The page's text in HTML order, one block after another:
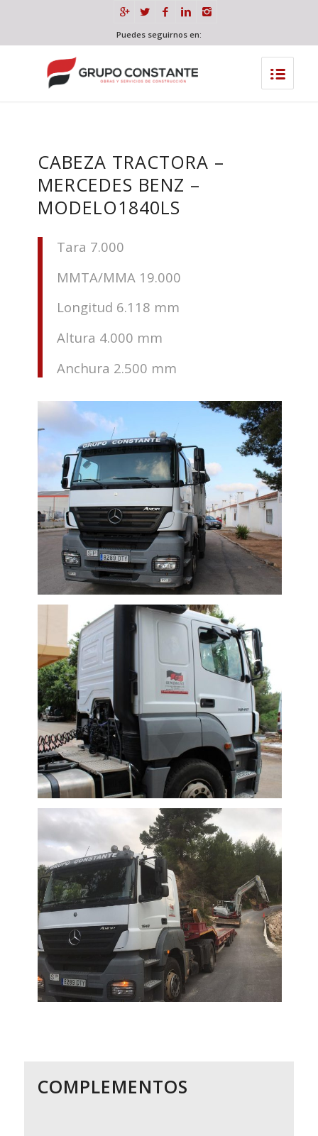
Puedes seguirnos en:
CABEZA TRACTORA –
MERCEDES BENZ –
MODELO1840LS
Tara 7.000
MMTA/MMA 19.000
Longitud 6.118 mm
Altura 4.000 mm
Anchura 2.500 mm
COMPLEMENTOS